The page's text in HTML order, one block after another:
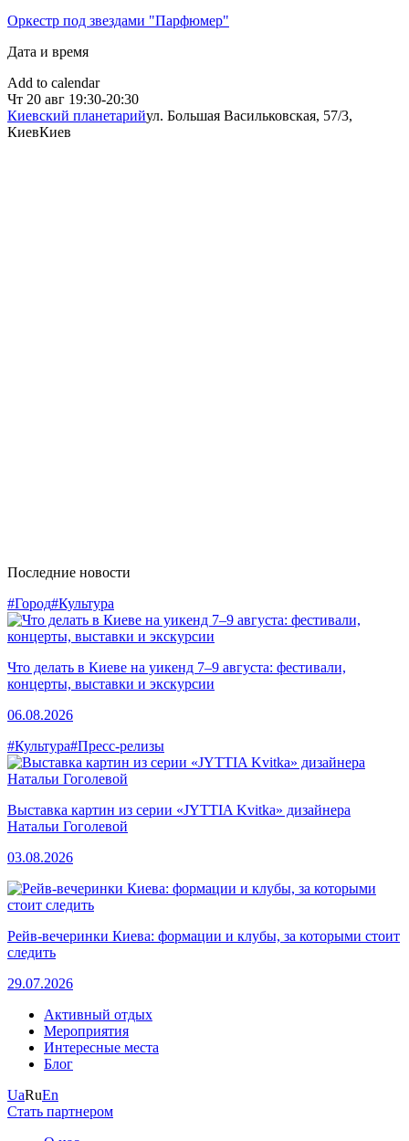
Оркестр под звездами "Парфюмер"
Дата и время
Add to calendar
Чт 20 авг 19:30-20:30
Киевский планетарийул. Большая Васильковская, 57/3,
КиевКиев
Последние новости
#Город#Культура
Что делать в Киеве на уикенд 7–9 августа: фестивали,
концерты, выставки и экскурсии
06.08.2026
#Культура#Пресс-релизы
Выставка картин из серии «JYTTIA Kvitka» дизайнера
Натальи Гоголевой
03.08.2026
Рейв-вечеринки Киева: формации и клубы, за которыми стоит
следить
29.07.2026
Активный отдых
Мероприятия
Интересные места
Блог
UaRuEn
Стать партнером